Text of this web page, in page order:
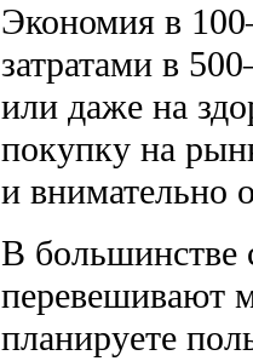
Экономия в
затратами в
или даже на
покупку на
и внимательно
В большинстве
перевешивают
планируете